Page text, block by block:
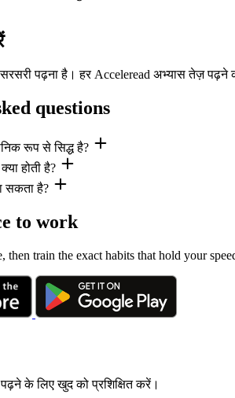
पढ़ना है। हर Acceleread अभ्यास तेज़ पढ़ने
questions
रूप से सिद्ध है?
होती है?
सकता है?
to work
then train the exact habits that hold your
के लिए खुद को प्रशिक्षित करें।